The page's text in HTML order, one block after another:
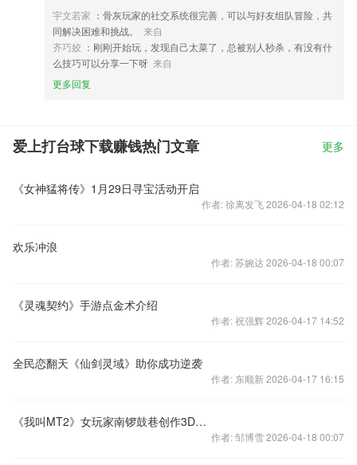
宇文若家 ：骨灰玩家的社交系统很完善，可以与好友组队冒险，共
同解决困难和挑战。
来自
齐巧姣 ：刚刚开始玩，发现自己太菜了，总被别人秒杀，有没有什
么技巧可以分享一下呀 来自
更多回复
爱上打台球下载赚钱热门文章 更多
《女神猛将传》1月29日寻宝活动开启
作者: 徐离发飞 2026-04-18 02:12
欢乐冲浪
作者: 苏婉达 2026-04-18 00:07
《灵魂契约》手游点金术介绍
作者: 祝强辉 2026-04-17 14:52
全民恋翻天《仙剑灵域》助你成功逆袭
作者: 东顺新 2026-04-17 16:15
《我叫MT2》女玩家南锣鼓巷创作3D版MT画视频
作者: 邹博雪 2026-04-18 00:07